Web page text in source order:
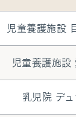
児童養護施設
児童養護施設
乳児院 デュ